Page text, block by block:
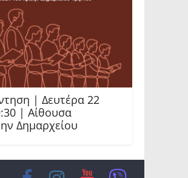
| Δευτέρα 22
| Αίθουσα
Δημαρχείου